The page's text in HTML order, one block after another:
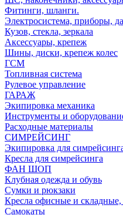
Фитинги, шланги.
Электросистема, приборы,
Кузов, стекла, зеркала
Аксессуары, крепеж
Шины, диски, крепеж колес
ГСМ
Топливная система
Рулевое управление
ГАРАЖ
Экипировка механика
Инструменты и
Расходные материалы
СИМРЕЙСИНГ
Экипировка для
Кресла для симрейсинга
ФАН ШОП
Клубная одежда и обувь
Сумки и рюкзаки
Кресла офисные и
Самокаты